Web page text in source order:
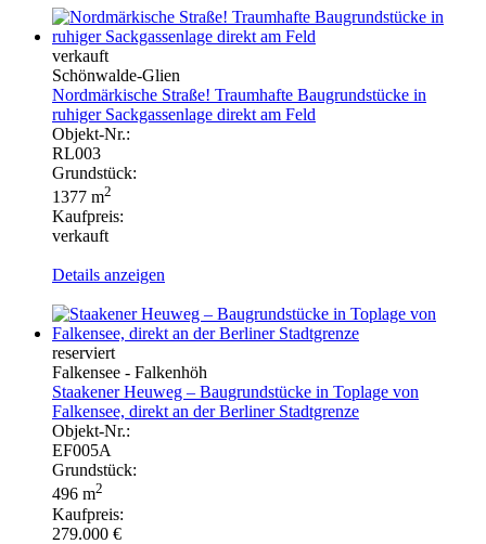
verkauft
Schönwalde-Glien
Nordmärkische Straße! Traumhafte Baugrundstücke in
ruhiger Sackgassenlage direkt am Feld
Objekt-Nr.:
RL003
Grundstück:
1377 m2
Kaufpreis:
verkauft
Details anzeigen
reserviert
Falkensee - Falkenhöh
Staakener Heuweg – Baugrundstücke in Toplage von
Falkensee, direkt an der Berliner Stadtgrenze
Objekt-Nr.:
EF005A
Grundstück:
496 m2
Kaufpreis:
279.000 €